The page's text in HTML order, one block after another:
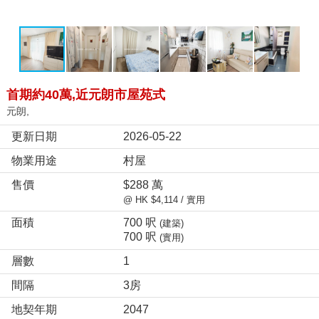
首期約40萬,近元朗市屋苑式
元朗,
更新日期
2026-05-22
物業用途
村屋
售價
$288 萬
@ HK $4,114 / 實用
面積 700 呎 (建築)
700 呎 (實用)
層數
1
間隔
3房
地契年期
2047